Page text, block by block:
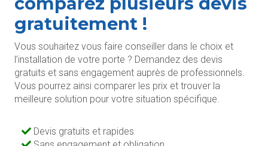
gratuitement !
Vous souhaitez vous faire conseiller dans le choix et
l’installation de votre porte ? Demandez des devis
gratuits et sans engagement auprès de professionnels.
Vous pourrez ainsi comparer les prix et trouver la
meilleure solution pour votre situation spécifique.
Devis gratuits et rapides